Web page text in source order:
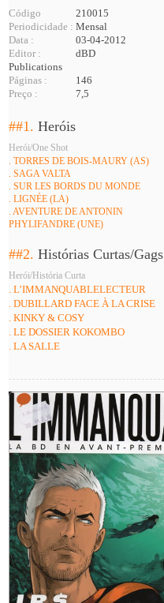
Código
210015
Periodicidade : Mensal
Data :
03-04-2012
Editor :
dBD
Publications
Páginas :
146
Preço :
7,5
##1.Heróis
Herói/One Shot
. TORRES DE BOIS-MAURY (AS)
. SAGA VALTA
. SUR LES BORDS DU MONDE
. LIGNÉE (LA)
. AVENTURE DE ANTONIN
PHYLIFANDRE (UNE)
##2.Histórias Curtas/Gags
Herói/História Curta
. L’IMMANQUABLELECTEUR
. DUBILLARD FACE À LA CRISE
. KINKY & COSY
. LE DOSSIER KOKOMBO
. LA SALLE